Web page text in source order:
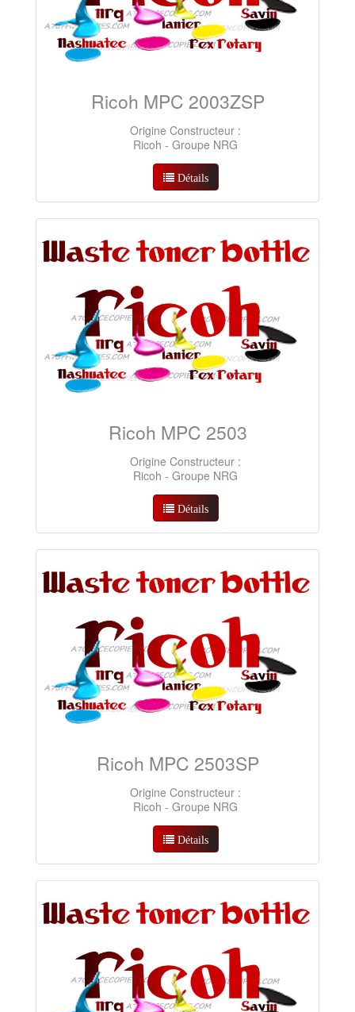
Ricoh MPC 2003ZSP
Origine Constructeur :
Ricoh - Groupe NRG
Détails
Ricoh MPC 2503
Origine Constructeur :
Ricoh - Groupe NRG
Détails
Ricoh MPC 2503SP
Origine Constructeur :
Ricoh - Groupe NRG
Détails